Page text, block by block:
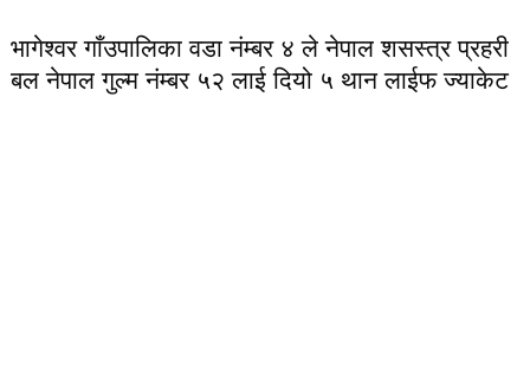
भागेश्वर गाँउपालिका वडा नंम्बर ४ ले नेपाल शसस्त्र प्रहरी
बल नेपाल गुल्म नंम्बर ५२ लाई दियो ५ थान लाईफ ज्याकेट